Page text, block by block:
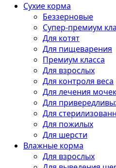
Сухие корма
Беззерновые
Супер-премиум
Для котят
Для пищеварения
Премиум класса
Для взрослых
Для контроля веса
Для лечения
Для
Для
Для пожилых
Для шерсти
Влажные корма
Для взрослых